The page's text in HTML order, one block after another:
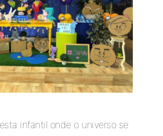
infantil onde o universo se